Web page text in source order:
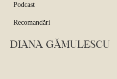
Podcast
Recomandări
DIANA GĂMULESCU